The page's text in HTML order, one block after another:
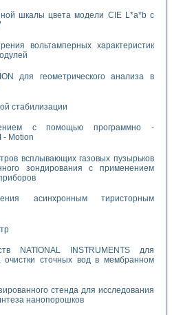
шкалы цвета модели CIE L*a*b с
вольтамперных характеристик
для геометрического анализа в
стабилизации
с помощью программно -
- Motion
всплывающих газовых пузырьков
зондирования с применением
асинхронным тиристорным
NATIONAL INSTRUMENTS для
очистки сточных вод в мембранном
стенда для исследования
нанопорошков